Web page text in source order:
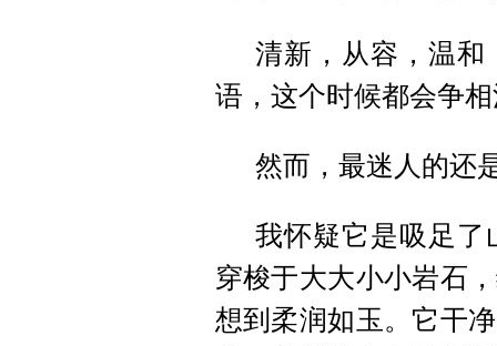
清新，从容，温和
语，这个时候都会争
然而，最迷人的还
我怀疑它是吸足了
穿梭于大大小小岩石
想到柔润如玉。它干